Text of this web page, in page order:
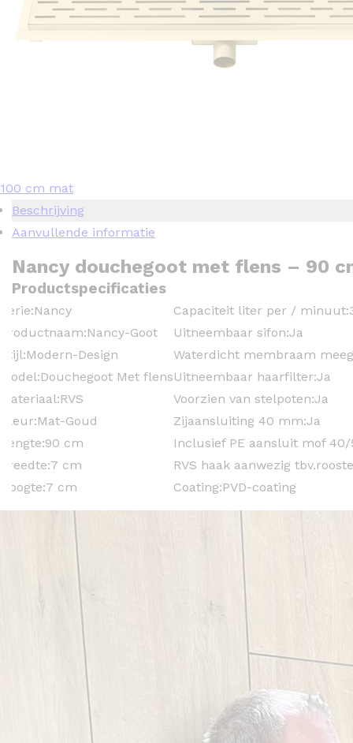
100 cm mat
Beschrijving
Aanvullende informatie
Nancy douchegoot met flens – 90
Productspecificaties
Serie:Nancy
Productnaam:Nancy-Goot
Stijl:Modern-Design
Model:Douchegoot Met flens
Materiaal:RVS
Kleur:Mat-Goud
Lengte:90 cm
Breedte:7 cm
Hoogte:7 cm
Capaciteit liter per / minuut:
Uitneembaar sifon:Ja
Waterdicht membraam
Uitneembaar haarfilter:Ja
Voorzien van stelpoten:Ja
Zijaansluiting 40 mm:Ja
Inclusief PE aansluit mof
RVS haak aanwezig
Coating:PVD-coating